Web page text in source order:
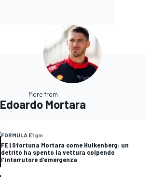
More from
Edoardo Mortara
FORMULA E1 gm
FE | Sfortuna Mortara come Hulkenberg: un
detrito ha spento la vettura colpendo
l’interrutore d’emergenza